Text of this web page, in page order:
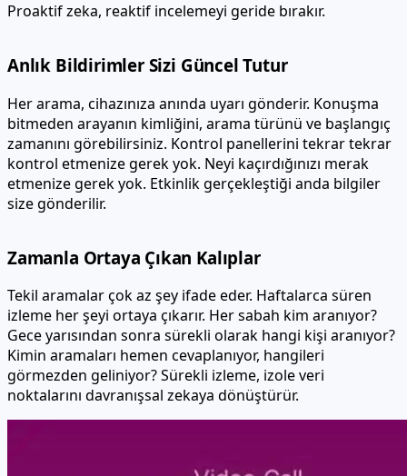
Proaktif zeka, reaktif incelemeyi geride bırakır.
Anlık Bildirimler Sizi Güncel Tutur
Her arama, cihazınıza anında uyarı gönderir. Konuşma
bitmeden arayanın kimliğini, arama türünü ve başlangıç
zamanını görebilirsiniz. Kontrol panellerini tekrar tekrar
kontrol etmenize gerek yok. Neyi kaçırdığınızı merak
etmenize gerek yok. Etkinlik gerçekleştiği anda bilgiler
size gönderilir.
Zamanla Ortaya Çıkan Kalıplar
Tekil aramalar çok az şey ifade eder. Haftalarca süren
izleme her şeyi ortaya çıkarır. Her sabah kim aranıyor?
Gece yarısından sonra sürekli olarak hangi kişi aranıyor?
Kimin aramaları hemen cevaplanıyor, hangileri
görmezden geliniyor? Sürekli izleme, izole veri
noktalarını davranışsal zekaya dönüştürür.